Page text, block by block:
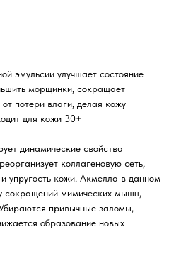
эмульсии улучшает состояние
морщинки, сокращает
потери влаги, делая кожу
для кожи 30+
динамические свойства
коллагеновую сеть,
упругость кожи. Акмелла в данном
сокращений мимических мышц,
привычные заломы,
образование новых